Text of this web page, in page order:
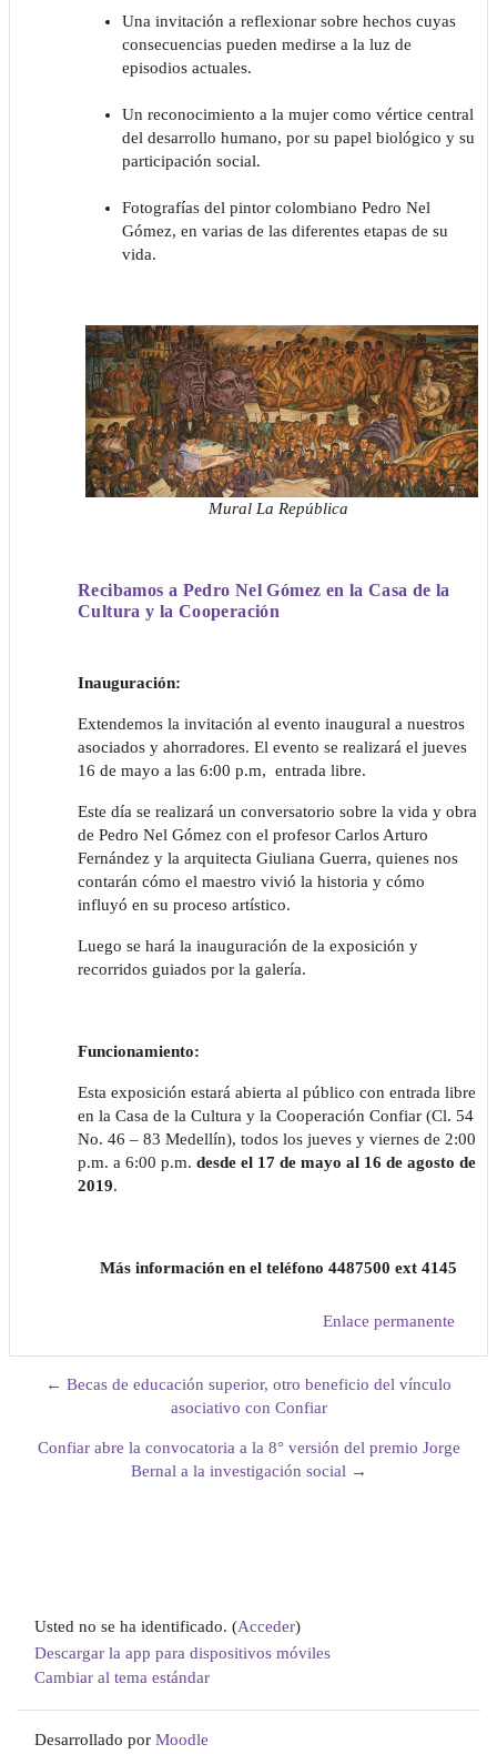
Una invitación a reflexionar sobre hechos cuyas
consecuencias pueden medirse a la luz de
episodios actuales.
Un reconocimiento a la mujer como vértice central
del desarrollo humano, por su papel biológico y su
participación social.
Fotografías del pintor colombiano Pedro Nel
Gómez, en varias de las diferentes etapas de su
vida.
Mural La República
Recibamos a Pedro Nel Gómez en la Casa de la
Cultura y la Cooperación
Inauguración:
Extendemos la invitación al evento inaugural a nuestros
asociados y ahorradores. El evento se realizará el jueves
16 de mayo a las 6:00 p.m, entrada libre.
Este día se realizará un conversatorio sobre la vida y obra
de Pedro Nel Gómez con el profesor Carlos Arturo
Fernández y la arquitecta Giuliana Guerra, quienes nos
contarán cómo el maestro vivió la historia y cómo
influyó en su proceso artístico.
Luego se hará la inauguración de la exposición y
recorridos guiados por la galería.
Funcionamiento:
Esta exposición estará abierta al público con entrada libre
en la Casa de la Cultura y la Cooperación Confiar (Cl. 54
No. 46 – 83 Medellín), todos los jueves y viernes de 2:00
p.m. a 6:00 p.m. desde el 17 de mayo al 16 de agosto de
2019.
Más información en el teléfono 4487500 ext 4145
Enlace permanente
← Becas de educación superior, otro beneficio del vínculo
asociativo con Confiar
Confiar abre la convocatoria a la 8° versión del premio Jorge
Bernal a la investigación social →
Usted no se ha identificado. (Acceder)
Descargar la app para dispositivos móviles
Cambiar al tema estándar
Desarrollado por Moodle